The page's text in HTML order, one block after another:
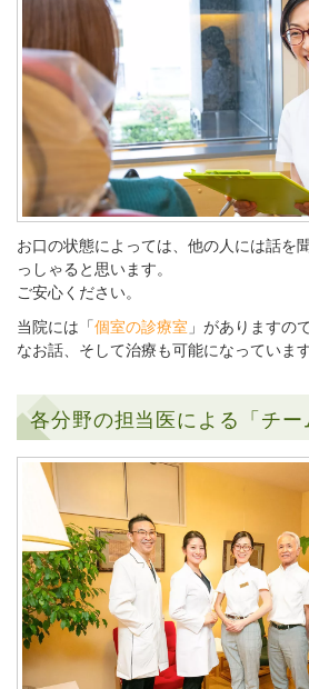
お口の状態によっては、他の人には話を
っしゃると思います。
ご安心ください。
当院には「個室の診療室 」がありますの
なお話、そして治療も可能になっています
各分野の担当医による「チー